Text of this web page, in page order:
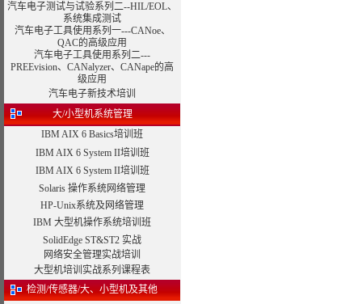
汽车电子测试与试验系列二--HIL/EOL、
系统集成测试
汽车电子工具使用系列一---CANoe、
QAC的高级应用
汽车电子工具使用系列二---
PREEvision、CANalyzer、CANape的高
级应用
汽车电子新技术培训
大/小型机系统管理
IBM AIX 6 Basics培训班
IBM AIX 6 System II培训班
IBM AIX 6 System II培训班
Solaris 操作系统网络管理
HP-Unix系统及网络管理
IBM 大型机操作系统培训班
SolidEdge ST&ST2 实战
网络安全管理实战培训
大型机培训实战系列课程表
检测/传感器/大、小型机及其他